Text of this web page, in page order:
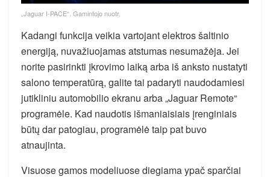
„Jaguar I-PACE“. Gamintojo nuotr.
Kadangi funkcija veikia vartojant elektros šaltinio
energiją, nuvažiuojamas atstumas nesumažėja. Jei
norite pasirinkti įkrovimo laiką arba iš anksto nustatyti
salono temperatūrą, galite tai padaryti naudodamiesi
jutikliniu automobilio ekranu arba „Jaguar Remote“
programėle. Kad naudotis išmaniaisiais įrenginiais
būtų dar patogiau, programėlė taip pat buvo
atnaujinta.
Visuose gamos modeliuose diegiama ypač sparčiai